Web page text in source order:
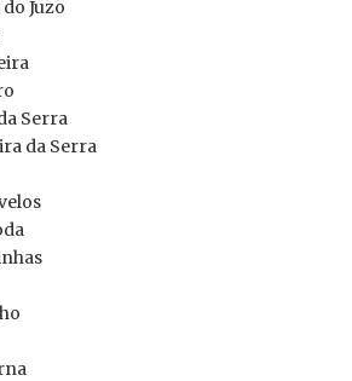
Juzo
Serra
da Serra